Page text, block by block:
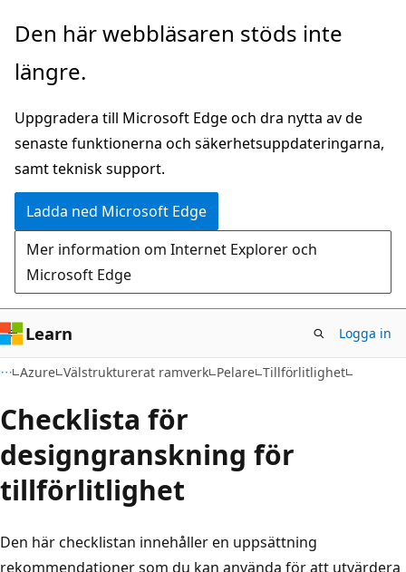
Hoppa
huvudinnehåll
Den här webbläsaren stöds inte
längre.
Uppgradera till Microsoft Edge och dra nytta av de
senaste funktionerna och säkerhetsuppdateringarna,
samt teknisk support.
Ladda ned Microsoft Edge
Mer information om Internet Explorer och
Microsoft Edge
Learn Logga in
Azure Välstrukturerat ramverk Pelare Tillförlitlighet
Checklista för
designgranskning för
tillförlitlighet
Den här checklistan innehåller en uppsättning
rekommendationer som du kan använda för att utvärdera